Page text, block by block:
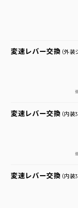
変速レバー交換 （外装
変速レバー交換 （内装
変速レバー交換 （内装